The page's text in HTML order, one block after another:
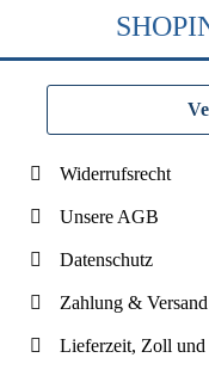
Widerrufsrecht
Unsere AGB
Datenschutz
Zahlung & Versand
Lieferzeit, Zoll und